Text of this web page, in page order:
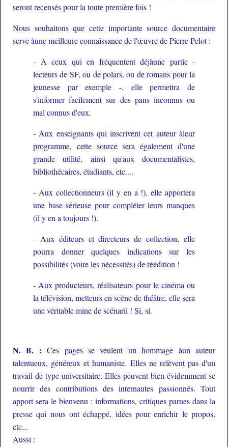
seront recensés pour la toute première fois !
Nous souhaitons que cette importante source documentaire
serve àune meilleure connaissance de l'œuvre de Pierre Pelot :
- A ceux qui en fréquentent déjàune partie -
lecteurs de SF, ou de polars, ou de romans pour la
jeunesse par exemple -, elle permettra de
s'informer facilement sur des pans inconnus ou
mal connus d'eux.
- Aux enseignants qui inscrivent cet auteur àleur
programme, cette source sera également d'une
grande utilité, ainsi qu'aux documentalistes,
bibliothécaires, étudiants, etc....
- Aux collectionneurs (il y en a !), elle apportera
une base sérieuse pour compléter leurs manques
(il y en a toujours !).
- Aux éditeurs et directeurs de collection, elle
pourra donner quelques indications sur les
possibilités (voire les nécessités) de réédition !
- Aux producteurs, réalisateurs pour le cinéma ou
la télévision, metteurs en scène de théâtre, elle sera
une véritable mine de scénarii ! Si, si.
N. B. : Ces pages se veulent un hommage àun auteur
talentueux, généreux et humaniste. Elles ne relèvent pas d'un
travail de type universitaire. Elles peuvent bien évidemment se
nourrir des contributions des internautes passionnés. Tout
apport sera le bienvenu : informations, critiques parues dans la
presse qui nous ont échappé, idées pour enrichir le propos,
etc...
Aussi :